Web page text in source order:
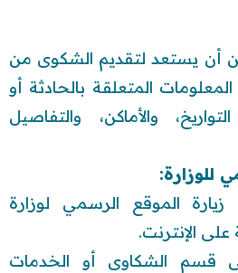
أن يستعد لتقديم الشكوى من
المتعلقة بالحادثة أو
والأماكن، والتفاصيل
للوزارة:
الموقع الرسمي لوزارة
على الإنترنت.
قسم الشكاوى أو الخدمات